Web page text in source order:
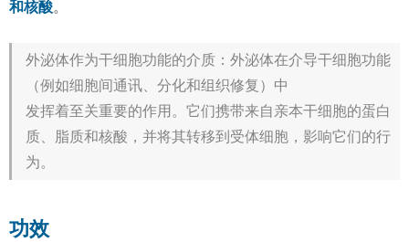
和核酸。
外泌体作为干细胞功能的介质：外泌体在介导干细胞功能
（例如细胞间通讯、分化和组织修复）中
发挥着至关重要的作用。它们携带来自亲本干细胞的蛋白
质、脂质和核酸，并将其转移到受体细胞，影响它们的行
为。
功效